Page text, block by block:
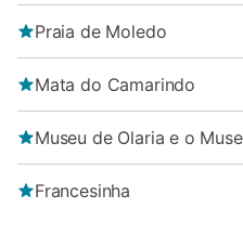
Praia de Moledo
Mata do Camarindo
Museu de Olaria e o
Francesinha